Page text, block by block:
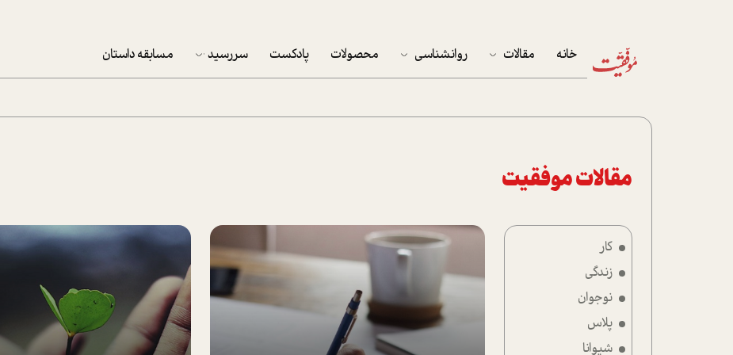
خانه مقالات
پرونده ویژه
روانشناسی محصولات پادکست سررسید
تقویم دیواری
مسابقه داستان
مقالات موفقیت
کار
زندگی
نوجوان
پلاس
شیوانا